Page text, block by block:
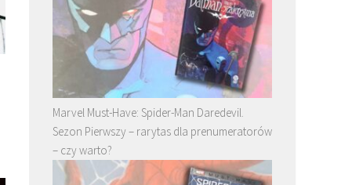
Marvel Must-Have: Spider-Man Daredevil.
Sezon Pierwszy – rarytas dla prenumeratorów
– czy warto?